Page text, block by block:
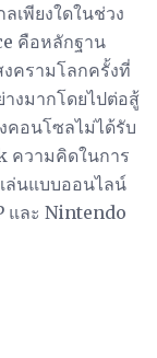
เพียงใดในช่วง
คือหลักฐาน
ครามโลกครั้งที่
างมากโดยไปต่อสู้
อนโซลไม่ได้รับ
ความคิดในการ
ล่นแบบออนไลน์
และ Nintendo